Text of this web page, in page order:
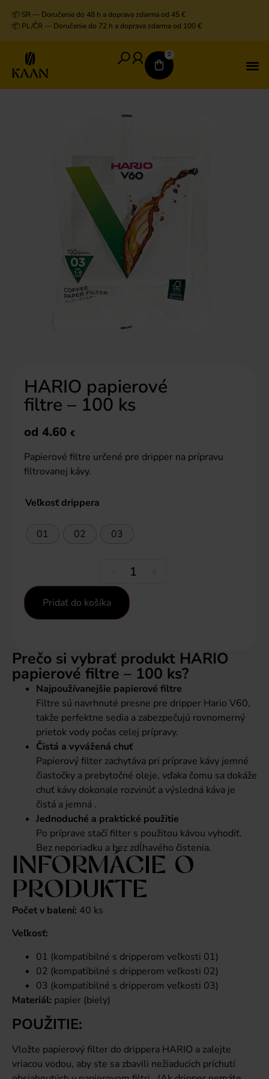
📦 SR — Doručenie do 48 h a doprava zdarma od 45 €
📦 PL/ČR — Doručenie do 72 h a doprava zdarma od 100 €
0
HARIO papierové
filtre – 100 ks
od 4.60 €
Papierové filtre určené pre dripper na prípravu
filtrovanej kávy.
Veľkosť drippera
01 02 03
Pridať do košíka
Prečo si vybrať produkt HARIO
papierové filtre – 100 ks?
Najpoužívanejšie papierové filtre
Filtre sú navrhnuté presne pre dripper Hario V60,
takže perfektne sedia a zabezpečujú rovnomerný
prietok vody počas celej prípravy.
Čistá a vyvážená chuť
Papierový filter zachytáva pri príprave kávy jemné
čiastočky a prebytočné oleje, vďaka čomu sa dokáže
chuť kávy dokonale rozvinúť a výsledná káva je
čistá a jemná .
Jednoduché a praktické použitie
Po príprave stačí filter s použitou kávou vyhodiť.
Bez neporiadku a bez zdĺhavého čistenia.
INFORMÁCIE O
PRODUKTE
Počet v balení: 40 ks
Veľkosť:
01 (kompatibilné s dripperom veľkosti 01)
02 (kompatibilné s dripperom veľkosti 02)
03 (kompatibilné s dripperom veľkosti 03)
Materiál: papier (biely)
POUŽITIE:
Vložte papierový filter do drippera HARIO a zalejte
vriacou vodou, aby ste sa zbavili nežiaducich príchutí